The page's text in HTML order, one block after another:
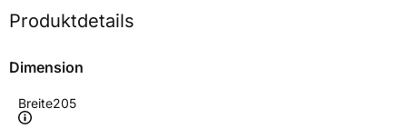
Produktdetails
Dimension
Breite205